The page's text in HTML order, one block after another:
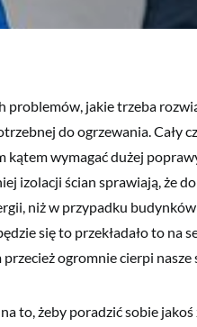
problemów, jakie trzeba
do ogrzewania. Cały
wymagać dużej
izolacji ścian sprawiają, że
niż w przypadku
się to przekładało to na
ogromnie cierpi
to, żeby poradzić sobie